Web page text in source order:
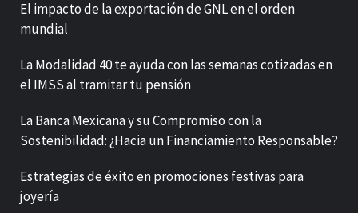
El impacto de la exportación de GNL en el orden
mundial
La Modalidad 40 te ayuda con las semanas cotizadas en
el IMSS al tramitar tu pensión
La Banca Mexicana y su Compromiso con la
Sostenibilidad: ¿Hacia un Financiamiento Responsable?
Estrategias de éxito en promociones festivas para
joyería